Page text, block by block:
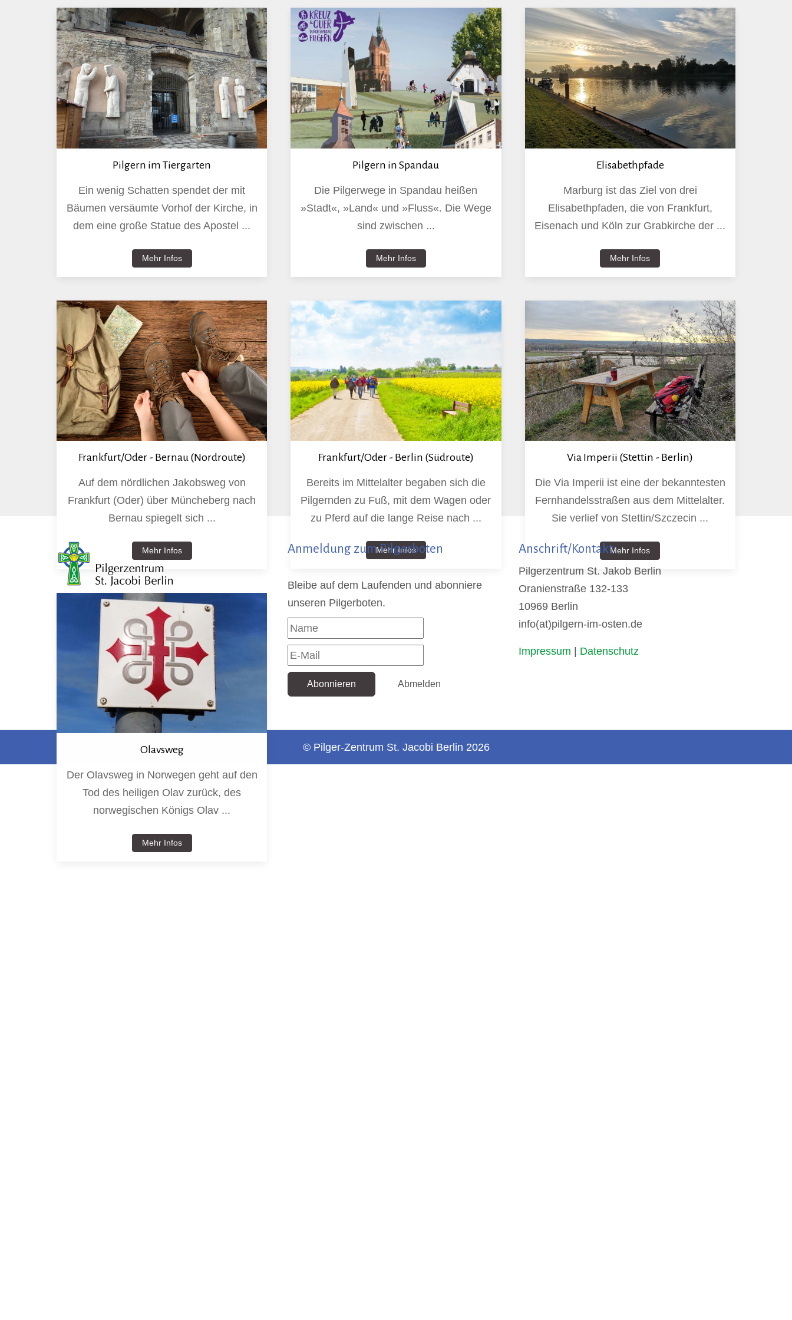
Pilgern im Tiergarten
Ein wenig Schatten spendet der mit
Bäumen versäumte Vorhof der Kirche, in
dem eine große Statue des Apostel ...
Mehr Infos
Pilgern in Spandau
Die Pilgerwege in Spandau heißen
»Stadt«, »Land« und »Fluss«. Die Wege
sind zwischen ...
Mehr Infos
Elisabethpfade
Marburg ist das Ziel von drei
Elisabethpfaden, die von Frankfurt,
Eisenach und Köln zur Grabkirche der ...
Mehr Infos
Frankfurt/Oder - Bernau (Nordroute)
Auf dem nördlichen Jakobsweg von
Frankfurt (Oder) über Müncheberg nach
Bernau spiegelt sich ...
Mehr Infos
Frankfurt/Oder - Berlin (Südroute)
Bereits im Mittelalter begaben sich die
Pilgernden zu Fuß, mit dem Wagen oder
zu Pferd auf die lange Reise nach ...
Mehr Infos
Via Imperii (Stettin - Berlin)
Die Via Imperii ist eine der bekanntesten
Fernhandelsstraßen aus dem Mittelalter.
Sie verlief von Stettin/Szczecin ...
Mehr Infos
Olavsweg
Der Olavsweg in Norwegen geht auf den
Tod des heiligen Olav zurück, des
norwegischen Königs Olav ...
Mehr Infos
Anmeldung zum Pilgerboten
Bleibe auf dem Laufenden und abonniere
unseren Pilgerboten.
Abonnieren Abmelden
Anschrift/Kontakt
Pilgerzentrum St. Jakob Berlin
Oranienstraße 132-133
10969 Berlin
info(at)pilgern-im-osten.de
Impressum | Datenschutz
© Pilger-Zentrum St. Jacobi Berlin 2026